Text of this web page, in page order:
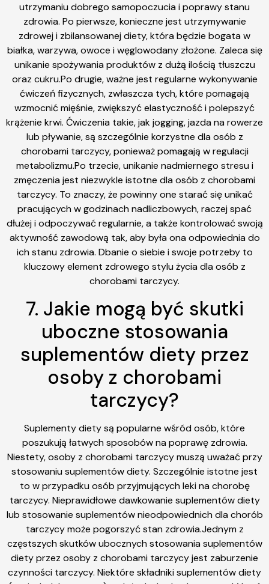
utrzymaniu dobrego samopoczucia i poprawy stanu
zdrowia. Po pierwsze, konieczne jest utrzymywanie
zdrowej i zbilansowanej diety, która będzie bogata w
białka, warzywa, owoce i węglowodany złożone. Zaleca się
unikanie spożywania produktów z dużą ilością tłuszczu
oraz cukru.Po drugie, ważne jest regularne wykonywanie
ćwiczeń fizycznych, zwłaszcza tych, które pomagają
wzmocnić mięśnie, zwiększyć elastyczność i polepszyć
krążenie krwi. Ćwiczenia takie, jak jogging, jazda na rowerze
lub pływanie, są szczególnie korzystne dla osób z
chorobami tarczycy, ponieważ pomagają w regulacji
metabolizmu.Po trzecie, unikanie nadmiernego stresu i
zmęczenia jest niezwykle istotne dla osób z chorobami
tarczycy. To znaczy, że powinny one starać się unikać
pracujących w godzinach nadliczbowych, raczej spać
dłużej i odpoczywać regularnie, a także kontrolować swoją
aktywność zawodową tak, aby była ona odpowiednia do
ich stanu zdrowia. Dbanie o siebie i swoje potrzeby to
kluczowy element zdrowego stylu życia dla osób z
chorobami tarczycy.
7. Jakie mogą być skutki
uboczne stosowania
suplementów diety przez
osoby z chorobami
tarczycy?
Suplementy diety są popularne wśród osób, które
poszukują łatwych sposobów na poprawę zdrowia.
Niestety, osoby z chorobami tarczycy muszą uważać przy
stosowaniu suplementów diety. Szczególnie istotne jest
to w przypadku osób przyjmujących leki na chorobę
tarczycy. Nieprawidłowe dawkowanie suplementów diety
lub stosowanie suplementów nieodpowiednich dla chorób
tarczycy może pogorszyć stan zdrowia.Jednym z
częstszych skutków ubocznych stosowania suplementów
diety przez osoby z chorobami tarczycy jest zaburzenie
czynności tarczycy. Niektóre składniki suplementów diety